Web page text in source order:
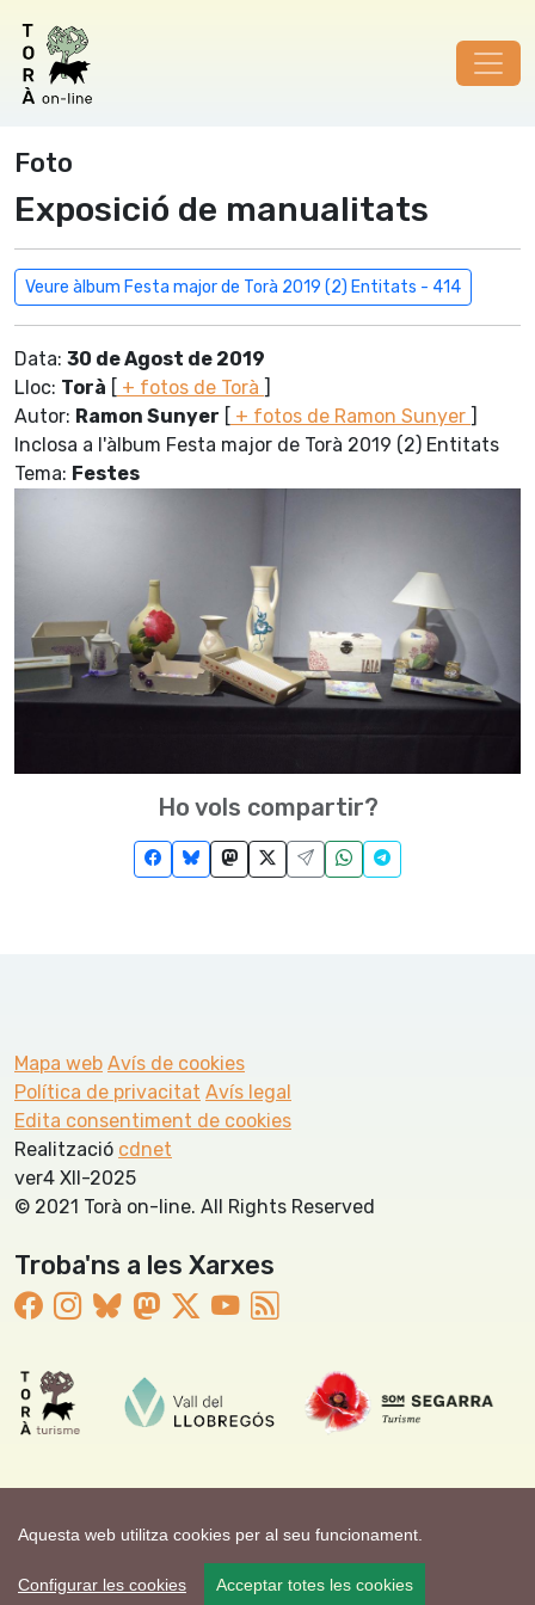
Aquesta web utilitza cookies per al seu funcionament.
Configurar les cookies Acceptar totes les cookies
Foto
Exposició de manualitats
Veure àlbum Festa major de Torà 2019 (2) Entitats - 414
Data: 30 de Agost de 2019
Lloc: Torà [ + fotos de Torà ]
Autor: Ramon Sunyer [ + fotos de Ramon Sunyer ]
Inclosa a l'àlbum Festa major de Torà 2019 (2) Entitats
Tema: Festes
Ho vols compartir?
Mapa web Avís de cookies
Política de privacitat Avís legal
Edita consentiment de cookies
Realització cdnet
ver4 XII-2025
© 2021 Torà on-line. All Rights Reserved
Troba'ns a les Xarxes